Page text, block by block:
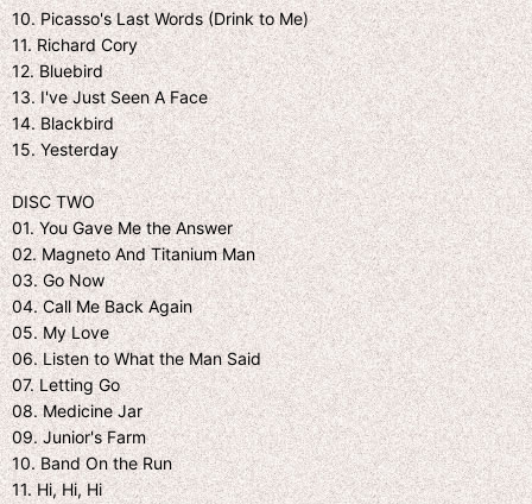
10. Picasso's Last Words (Drink to Me)
11. Richard Cory
12. Bluebird
13. I've Just Seen A Face
14. Blackbird
15. Yesterday
DISC TWO
01. You Gave Me the Answer
02. Magneto And Titanium Man
03. Go Now
04. Call Me Back Again
05. My Love
06. Listen to What the Man Said
07. Letting Go
08. Medicine Jar
09. Junior's Farm
10. Band On the Run
11. Hi, Hi, Hi